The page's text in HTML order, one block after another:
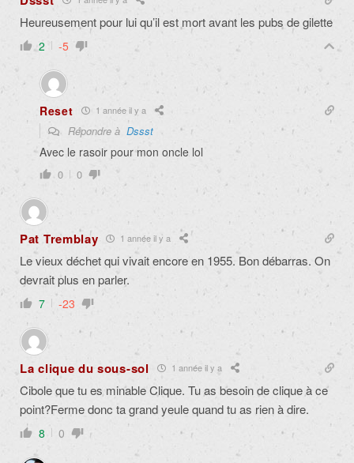
Heureusement pour lui qu’il est mort avant les pubs de gilette
2 -5
Reset 1 année il y a
Répondre à Dssst
Avec le rasoir pour mon oncle lol
0 0
Pat Tremblay 1 année il y a
Le vieux déchet qui vivait encore en 1955. Bon débarras. On
devrait plus en parler.
7 -23
La clique du sous-sol 1 année il y a
Cibole que tu es minable Clique. Tu as besoin de clique à ce
point?Ferme donc ta grand yeule quand tu as rien à dire.
8 0